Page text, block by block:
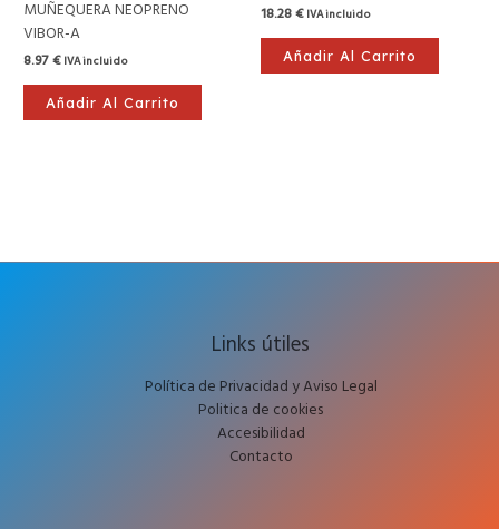
MUÑEQUERA NEOPRENO
VIBOR-A
8.97€ IVA incluido
Añadir Al Carrito
18.28€ IVA incluido
Añadir Al Carrito
Links útiles
Política de Privacidad y Aviso Legal
Politica de cookies
Accesibilidad
Contacto